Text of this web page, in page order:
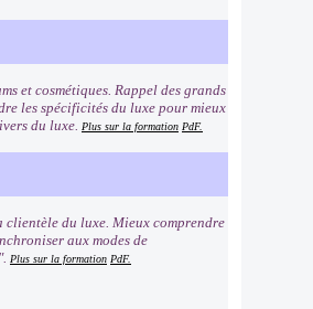
et cosmétiques. Rappel des grands
les spécificités du luxe pour mieux
du luxe. Plus sur la formation PdF.
clientèle du luxe. Mieux comprendre
aux modes de
Plus sur la formation PdF.